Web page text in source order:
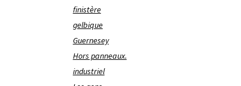
finistère
gelbique
Guernesey
Hors panneaux.
industriel